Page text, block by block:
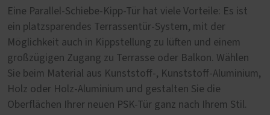
Eine Parallel-Schiebe-Kipp-Tür hat viele Vorteile: Es ist
ein platzsparendes Terrassentür-System, mit der
Möglichkeit auch in Kippstellung zu lüften und einem
großzügigen Zugang zu Terrasse oder Balkon. Wählen
Sie beim Material aus Kunststoff-, Kunststoff-Aluminium,
Holz oder Holz-Aluminium und gestalten Sie die
Oberflächen Ihrer neuen PSK-Tür ganz nach Ihrem Stil.